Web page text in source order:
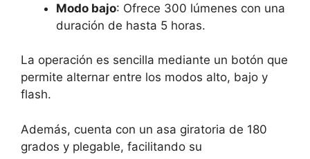
Modo bajo: Ofrece 300 lúmenes con una
duración de hasta 5 horas.
La operación es sencilla mediante un botón que
permite alternar entre los modos alto, bajo y
flash.
Además, cuenta con un asa giratoria de 180
grados y plegable, facilitando su